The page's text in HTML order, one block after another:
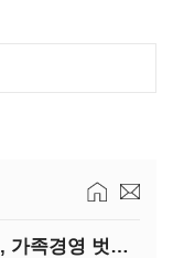
(인터뷰)위정현 게임학회장 "엔씨, 가족경영 벗어나 세대교체해야"